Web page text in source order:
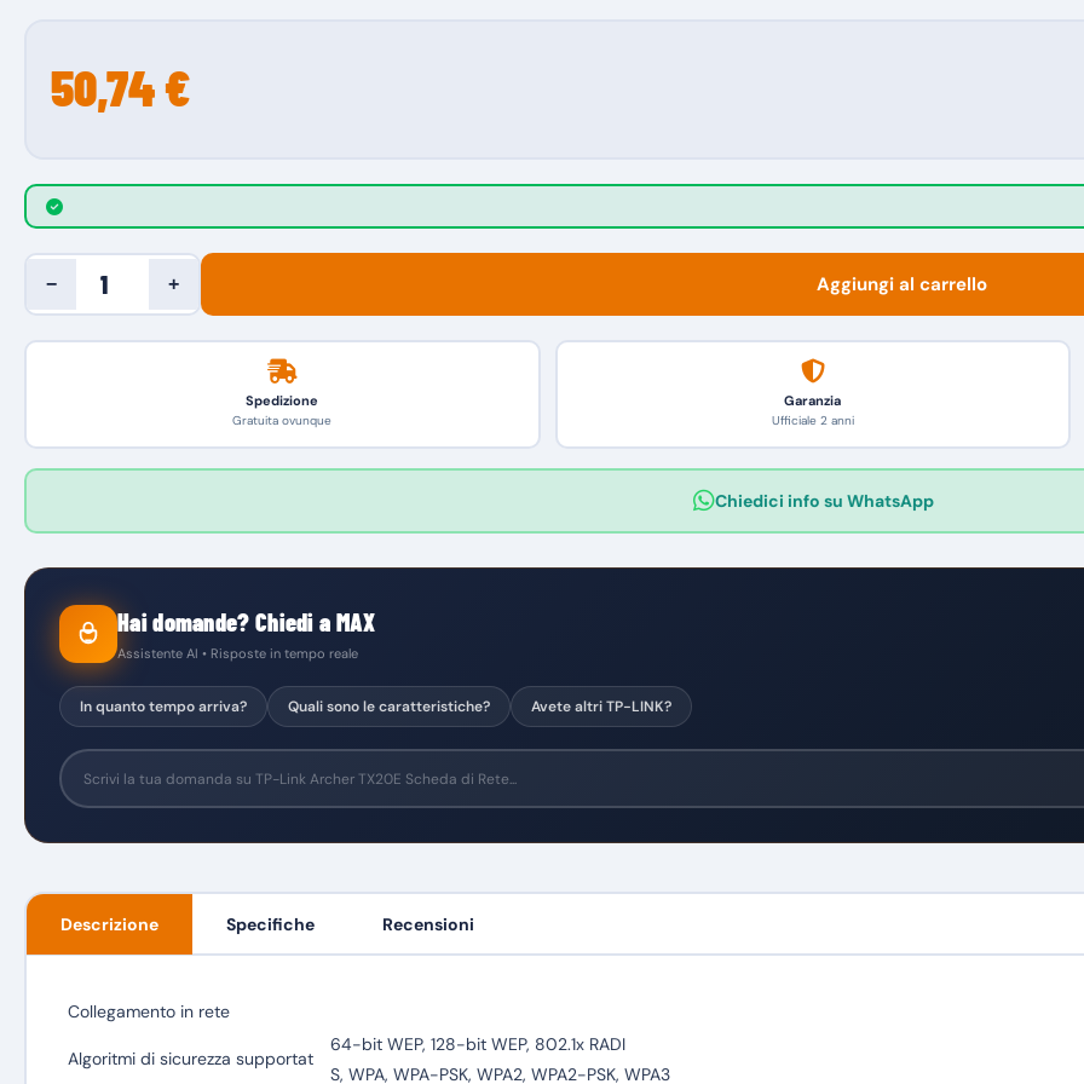
50,74 €
− + Aggiungi al carrello
Spedizione
Gratuita ovunque
Garanzia
Ufficiale 2 anni
Chiedici info su WhatsApp
Hai domande? Chiedi a MAX
Assistente AI • Risposte in tempo reale
In quanto tempo arriva? Quali sono le caratteristiche? Avete altri TP-LINK?
Descrizione Specifiche Recensioni
Collegamento in rete
Algoritmi di sicurezza supportat
64-bit WEP, 128-bit WEP, 802.1x RADI
S, WPA, WPA-PSK, WPA2, WPA2-PSK, WPA3